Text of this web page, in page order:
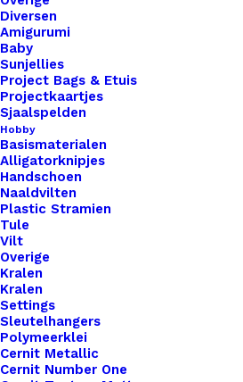
Diversen
Amigurumi
Baby
Sunjellies
Project Bags & Etuis
Projectkaartjes
Sjaalspelden
Hobby
Basismaterialen
Alligatorknipjes
Handschoen
Naaldvilten
Plastic Stramien
Tule
Vilt
Overige
Kralen
Kralen
Settings
Sleutelhangers
Polymeerklei
Cernit Metallic
Cernit Number One
Met
Print
En
Schroef
Hartjes
aantal
Toevoegen aan verlanglijst
Artikelnummer
Categorie
Overzicht